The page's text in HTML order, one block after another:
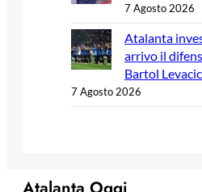
7 Agosto 2026
Atalanta
arrivo il
Bartol Levacic
7 Agosto 2026